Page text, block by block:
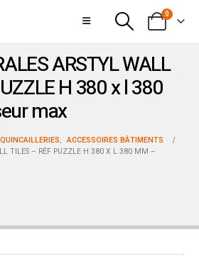
0
ARSTYL WALL
H 380 x l 380
max
, ACCESSOIRES BÂTIMENTS
TILES – RÉF PUZZLE H 380 X L 380 MM –